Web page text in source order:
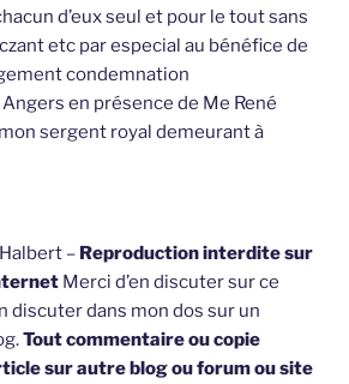
d’eux seul et pour le tout sans
etc par especial au bénéfice de
condemnation
en présence de Me René
sergent royal demeurant à
– Reproduction interdite sur
Merci d’en discuter sur ce
discuter dans mon dos sur un
Tout commentaire ou copie
sur autre blog ou forum ou site